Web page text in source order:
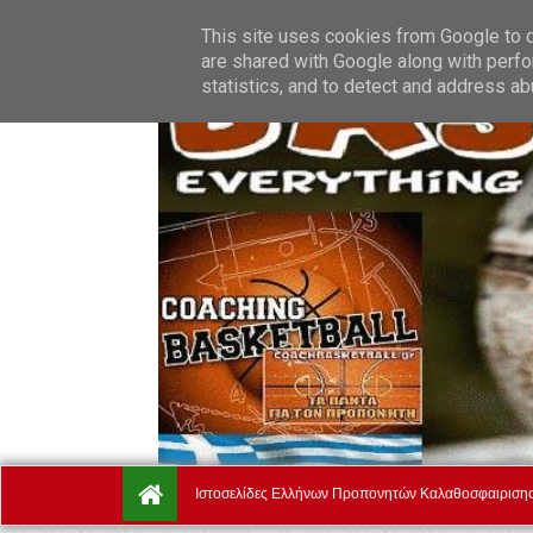
Friday, August 7. Ποιοί Είμαστε Όροι Χρήσης
Ιστοσελίδες Ελλήνων Προπονητών Καλαθοσφαιρισης
This site uses cookies from Google to
are shared with Google along with
statistics, and to detect and address